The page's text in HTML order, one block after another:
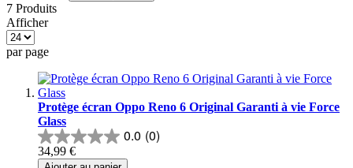
7 Produits
Afficher
par page
Protège écran Oppo Reno 6 Original Garanti à vie Force
Glass
0.0 (0)
34,99 €